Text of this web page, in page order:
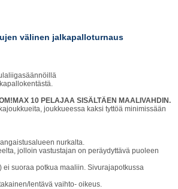
välinen jalkapalloturnaus
10 PELAJAA SISÄLTÄEN MAALIVAHDIN.
joukkueessa kaksi tyttöä minimissään
nurkalta.
jolloin vastustajan on peräydyttävä puoleen
ei suoraa potkua maaliin. Sivurajapotkussa
lentävä vaihto- oikeus.